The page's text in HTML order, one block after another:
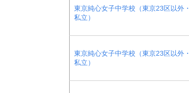
東京純心女子中学校（東京23区以外・
私立）
東京純心女子中学校（東京23区以外・
私立）